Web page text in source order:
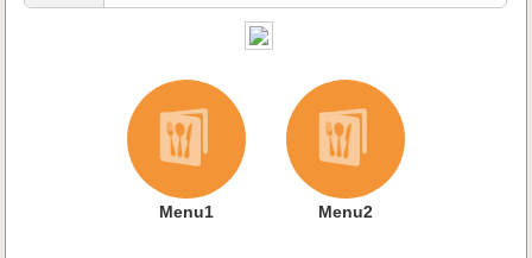
Menu1 Menu2